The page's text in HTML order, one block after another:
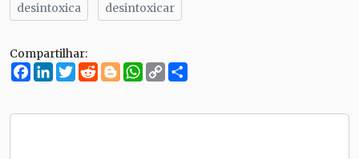
desintoxica
desintoxicar
Compartilhar:
Facebook
LinkedIn
Twitter
RedditBloggerWhatsApp
Copy
Link